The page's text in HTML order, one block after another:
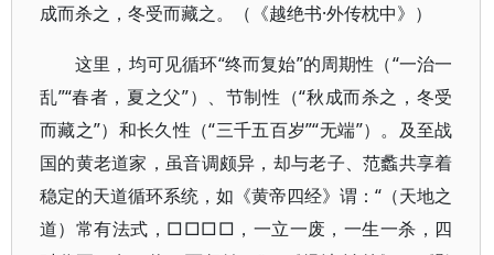
成而杀之，冬受而藏之。（《越绝书·外传枕中》）
这里，均可见循环“终而复始”的周期性（“一治一
乱”“春者，夏之父”）、节制性（“秋成而杀之，冬受
而藏之”）和长久性（“三千五百岁”“无端”）。及至战
国的黄老道家，虽音调颇异，却与老子、范蠡共享着
稳定的天道循环系统，如《黄帝四经》谓：“（天地之
道）常有法式，□□□□，一立一废，一生一杀，四